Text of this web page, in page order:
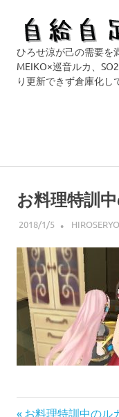
ひろせ涼が己の需要を
MEIKO×巡音ルカ、
り更新できず倉庫化し
お料理特訓
2018/1/5 HIROSERYO
前
お料理特訓中のル